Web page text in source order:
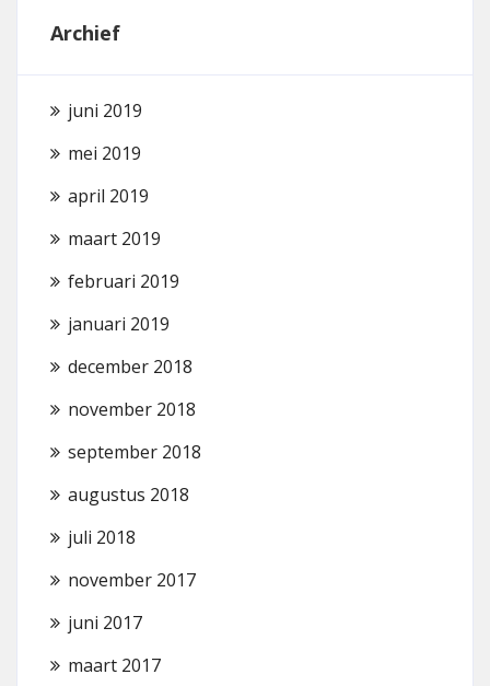
Archief
juni 2019
mei 2019
april 2019
maart 2019
februari 2019
januari 2019
december 2018
november 2018
september 2018
augustus 2018
juli 2018
november 2017
juni 2017
maart 2017